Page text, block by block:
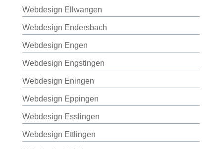
Webdesign Ellwangen
Webdesign Endersbach
Webdesign Engen
Webdesign Engstingen
Webdesign Eningen
Webdesign Eppingen
Webdesign Esslingen
Webdesign Ettlingen